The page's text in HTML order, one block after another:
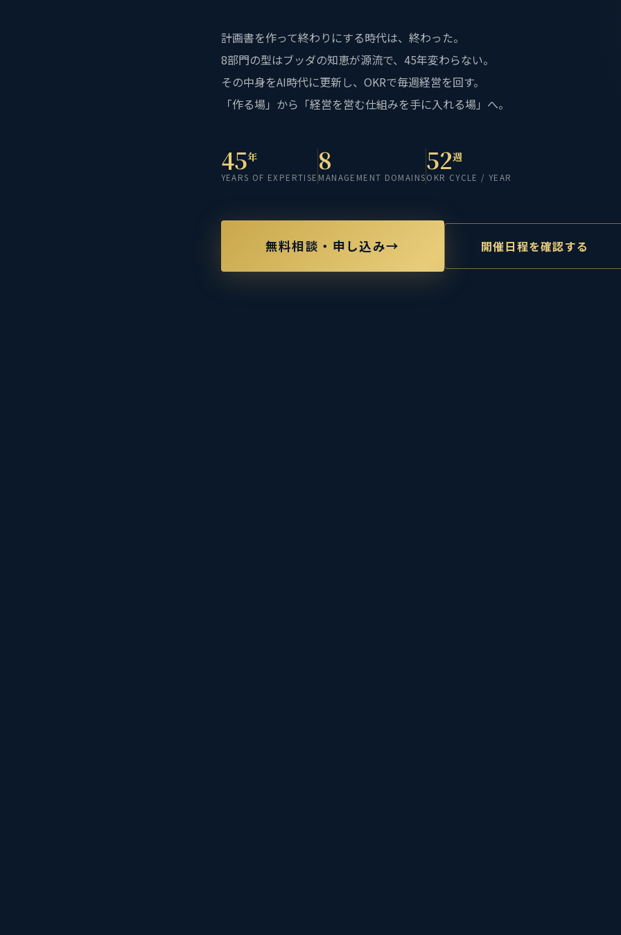
計画書を作って終わりにする時代は、終わった。
8部門の型はブッダの知恵が源流で、45年変わらない。
その中身をAI時代に更新し、OKRで毎週経営を回す。
「作る場」から「経営を営む仕組みを手に入れる場」へ。
45年
YEARS OF EXPERTISE
8
MANAGEMENT DOMAINS
52週
OKR CYCLE / YEAR
無料相談・申し込み 開催日程を確認する